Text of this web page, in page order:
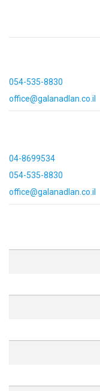
054-535-8830
office@galanadlan.co.il
04-8699534
054-535-8830
office@galanadlan.co.il